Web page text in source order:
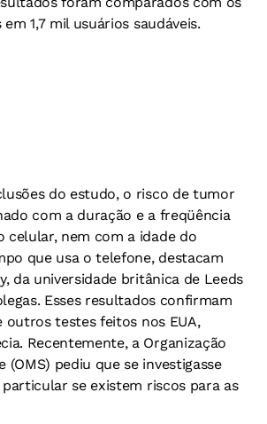
1,7 mil usuários saudáveis.
do estudo, o risco de tumor
com a duração e a freqüência
celular, nem com a idade do
que usa o telefone, destacam
da universidade britânica de Leeds
Esses resultados confirmam
outros testes feitos nos EUA,
Recentemente, a Organização
(OMS) pediu que se investigasse
se existem riscos para as